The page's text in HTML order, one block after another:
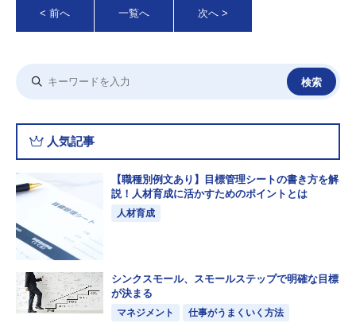
< 前へ 一覧へ 次へ >
人気記事
【職種別例文あり】目標管理シートの書き方を解
説！人材育成に活かすためのポイントとは
人材育成
シンクスモール、スモールステップで明確な目標
が決まる
マネジメント 仕事がうまくいく方法